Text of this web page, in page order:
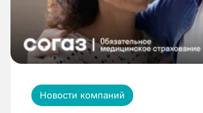
Новости компаний